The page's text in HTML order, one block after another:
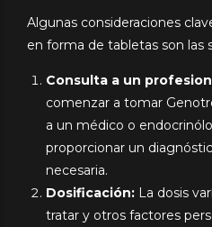
Algunas consideraciones
en forma de tabletas son las
Consulta a un
comenzar a tomar
a un médico o
proporcionar un
necesaria.
Dosificación: La dosis
tratar y otros factores